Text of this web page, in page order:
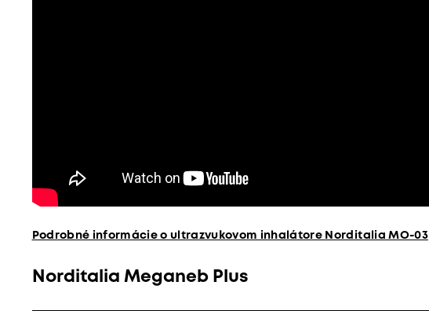
Podrobné informácie o ultrazvukovom inhalátore Norditalia MO-03
Norditalia Meganeb Plus